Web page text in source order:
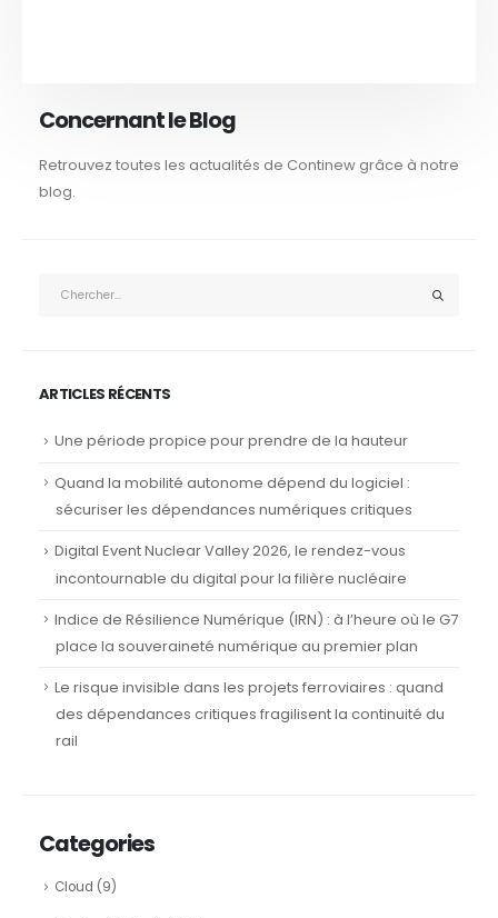
Concernant le Blog
Retrouvez toutes les actualités de Continew grâce à notre
blog.
ARTICLES RÉCENTS
Une période propice pour prendre de la hauteur
Quand la mobilité autonome dépend du logiciel :
sécuriser les dépendances numériques critiques
Digital Event Nuclear Valley 2026, le rendez-vous
incontournable du digital pour la filière nucléaire
Indice de Résilience Numérique (IRN) : à l’heure où le G7
place la souveraineté numérique au premier plan
Le risque invisible dans les projets ferroviaires : quand
des dépendances critiques fragilisent la continuité du
rail
Categories
Cloud (9)